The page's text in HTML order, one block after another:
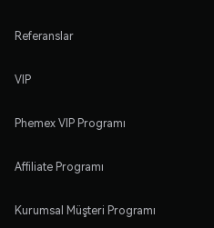
Referanslar
VIP
Phemex VIP Programı
Affiliate Programı
Kurumsal Müşteri Programı